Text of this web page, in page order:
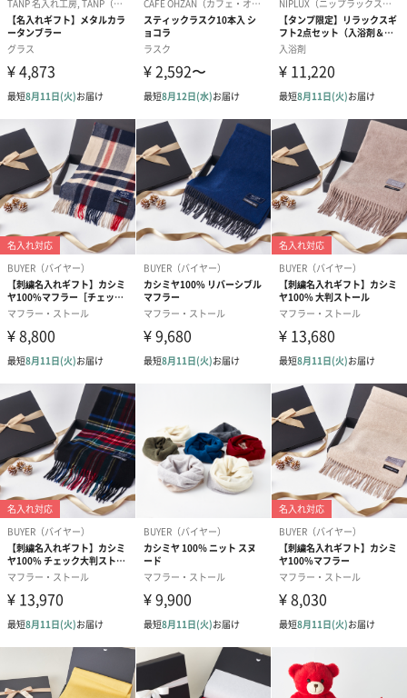
・PC材質採用。質感は滑らかで肌に優しい
・浮動電極シートと独自の3D設計で首にピッタリフィット
・38度～41度、42度～45度の2段階の温度調節
・強度レベル16段階のEMSテクノロジーで普段あまり動かさない
筋肉の奥深くまで刺激
・5つのリズムモードでお気に入りが見つかる
・145gというスマホ同等の重さ
・静音設計
・音声ガイダンスでだれでも簡単操作
・ホームヘルス機器協会加盟企業
ご使用方法
取扱説明書
商品の仕様や注意事項などの詳細は、下記リンクよりご確認くだ
さい。
※ACアダプターは同梱しておりません。
取扱説明書
よくあるご質問